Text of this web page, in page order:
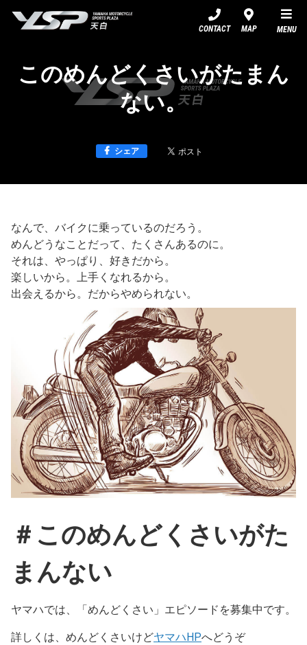
CONTACT MAP MENU
このめんどくさいがたまん
ない。
シェア
なんで、バイクに乗っているのだろう。
めんどうなことだって、たくさんあるのに。
それは、やっぱり、好きだから。
楽しいから。上手くなれるから。
出会えるから。だからやめられない。
＃このめんどくさいがた
まんない
ヤマハでは、「めんどくさい」エピソードを募集中です。
詳しくは、めんどくさいけどヤマハHPへどうぞ